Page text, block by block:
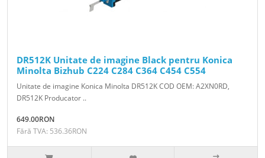
DR512K Unitate de imagine Black pentru Konica
Minolta Bizhub C224 C284 C364 C454 C554
Unitate de imagine Konica Minolta DR512K COD OEM: A2XN0RD,
DR512K Producator ..
649.00RON
Fără TVA: 536.36RON